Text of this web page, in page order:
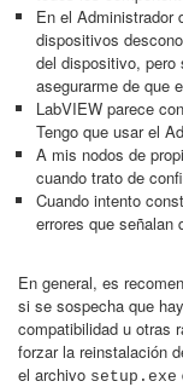
En el Administrador
dispositivos
del dispositivo, pero
asegurarme de que
LabVIEW parece
Tengo que usar el
A mis nodos de
cuando trato de
Cuando intento
errores que señalan
En general, es
si se sospecha que
compatibilidad u otras
forzar la reinstalación
el archivo setup.exe